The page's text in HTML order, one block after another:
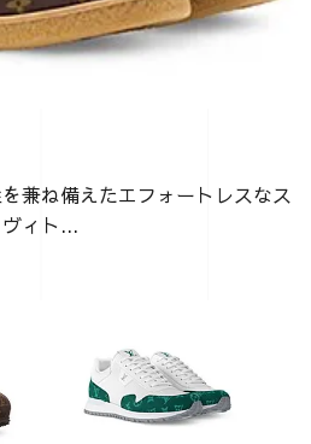
兼ね備えたエフォートレスなス
ィト...